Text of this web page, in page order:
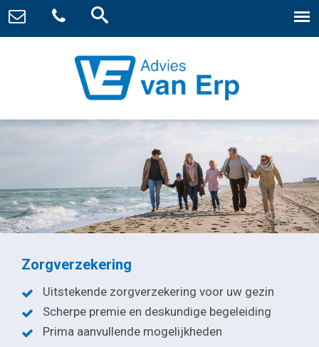
Zorgverzekering
Uitstekende zorgverzekering voor uw gezin
Scherpe premie en deskundige begeleiding
Prima aanvullende mogelijkheden